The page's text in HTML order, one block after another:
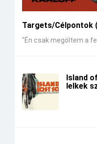
Targets/Célpontok
"Én csak megöltem a
Island
lelkek